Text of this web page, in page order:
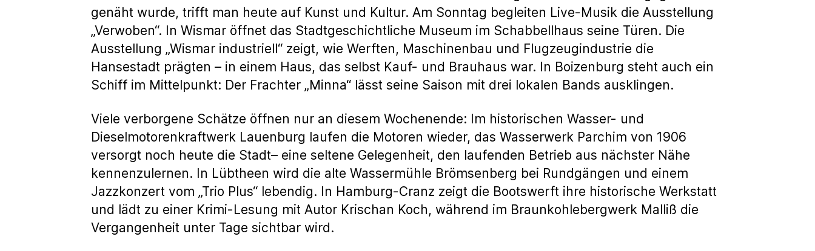
genäht wurde, trifft man heute auf Kunst und Kultur. Am Sonntag begleiten Live-Musik die Ausstellung
„Verwoben“. In Wismar öffnet das Stadtgeschichtliche Museum im Schabbellhaus seine Türen. Die
Ausstellung „Wismar industriell“ zeigt, wie Werften, Maschinenbau und Flugzeugindustrie die
Hansestadt prägten – in einem Haus, das selbst Kauf- und Brauhaus war. In Boizenburg steht auch ein
Schiff im Mittelpunkt: Der Frachter „Minna“ lässt seine Saison mit drei lokalen Bands ausklingen.
Viele verborgene Schätze öffnen nur an diesem Wochenende: Im historischen Wasser- und
Dieselmotorenkraftwerk Lauenburg laufen die Motoren wieder, das Wasserwerk Parchim von 1906
versorgt noch heute die Stadt– eine seltene Gelegenheit, den laufenden Betrieb aus nächster Nähe
kennenzulernen. In Lübtheen wird die alte Wassermühle Brömsenberg bei Rundgängen und einem
Jazzkonzert vom „Trio Plus“ lebendig. In Hamburg-Cranz zeigt die Bootswerft ihre historische Werkstatt
und lädt zu einer Krimi-Lesung mit Autor Krischan Koch, während im Braunkohlebergwerk Malliß die
Vergangenheit unter Tage sichtbar wird.